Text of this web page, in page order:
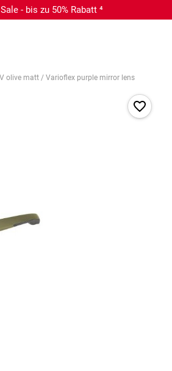
- bis zu 50% Rabatt ⁴
olive matt / Varioflex purple mirror lens